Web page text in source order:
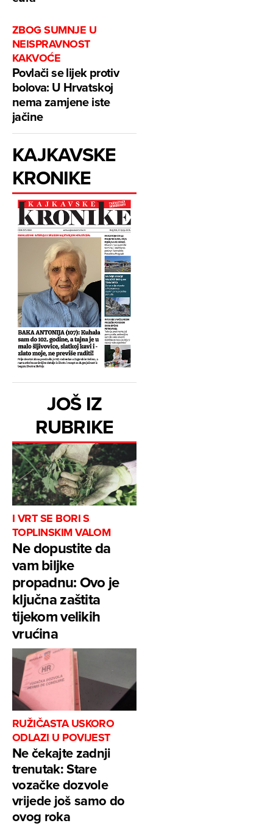
ZBOG SUMNJE U
NEISPRAVNOST
KAKVOĆE
Povlači se lijek protiv
bolova: U Hrvatskoj
nema zamjene iste
jačine
KAJKAVSKE
KRONIKE
JOŠ IZ
RUBRIKE
I VRT SE BORI S
TOPLINSKIM VALOM
Ne dopustite da
vam biljke
propadnu: Ovo je
ključna zaštita
tijekom velikih
vrućina
RUŽIČASTA USKORO
ODLAZI U POVIJEST
Ne čekajte zadnji
trenutak: Stare
vozačke dozvole
vrijede još samo do
ovog roka